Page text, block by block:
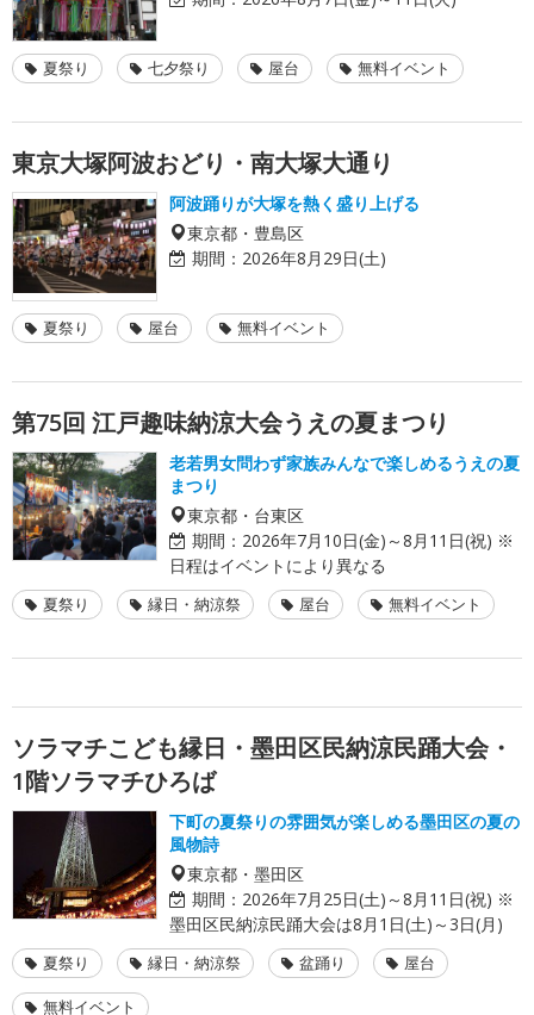
夏祭り 七夕祭り 屋台 無料イベント
東京大塚阿波おどり・南大塚大通り
阿波踊りが大塚を熱く盛り上げる
東京都・豊島区
期間： 2026年8月29日(土)
夏祭り 屋台 無料イベント
第75回 江戸趣味納涼大会うえの夏まつり
老若男女問わず家族みんなで楽しめるうえの夏
まつり
東京都・台東区
期間： 2026年7月10日(金)～8月11日(祝) ※
日程はイベントにより異なる
夏祭り 縁日・納涼祭 屋台 無料イベント
ソラマチこども縁日・墨田区民納涼民踊大会・
1階ソラマチひろば
下町の夏祭りの雰囲気が楽しめる墨田区の夏の
風物詩
東京都・墨田区
期間： 2026年7月25日(土)～8月11日(祝) ※
墨田区民納涼民踊大会は8月1日(土)～3日(月)
夏祭り 縁日・納涼祭 盆踊り 屋台
無料イベント